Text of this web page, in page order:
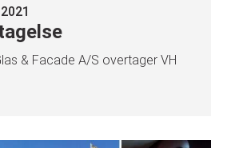
& Facade A/S overtager VH